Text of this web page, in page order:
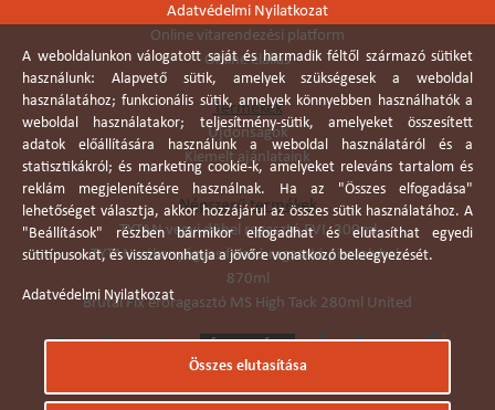
Adatvédelmi Nyilatkozat
Online vitarendezési platform
Online elállás
Termékek
Újdonságok
Kiemelt ajánlataink
Népszerű termékek
TYTAN vegyi dübel ragasztó EVI. 300ml
TYTAN vékonyágyas falazó ragasztó pisztolyhab
870ml
Brutál Fix erőragasztó MS High Tack 280ml United
A weboldalunkon válogatott saját és harmadik féltől származó sütiket
használunk: Alapvető sütik, amelyek szükségesek a weboldal
használatához; funkcionális sütik, amelyek könnyebben használhatók a
weboldal használatakor; teljesítmény-sütik, amelyeket összesített
adatok előállítására használunk a weboldal használatáról és a
statisztikákról; és marketing cookie-k, amelyeket releváns tartalom és
reklám megjelenítésére használnak. Ha az "Összes elfogadása"
lehetőséget választja, akkor hozzájárul az összes sütik használatához. A
"Beállítások" részben bármikor elfogadhat és elutasíthat egyedi
sütitípusokat, és visszavonhatja a jövőre vonatkozó beleegyezését.
Adatvédelmi Nyilatkozat
Összes elutasítása